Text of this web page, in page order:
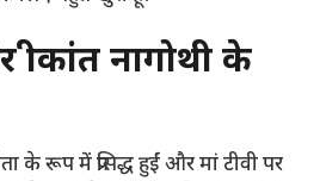
श्रीकांत नागोथी के
के रूप में प्रसिद्ध हुईं और मां टीवी पर